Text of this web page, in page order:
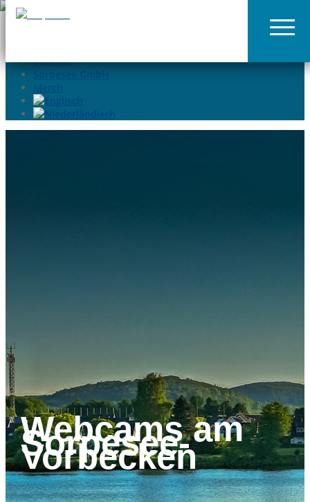
02935-9699015
Kontakt
Sorpesee GmbH
Merch
Webcams am
Sorpesee-
Vorbecken